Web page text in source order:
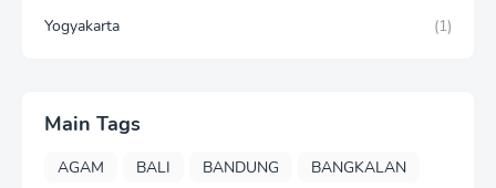
Yogyakarta
(1)
Main Tags
AGAM BALI BANDUNG
BANGKALAN